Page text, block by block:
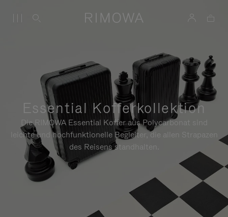
Essential Kofferkollektion
Die RIMOWA Essential Koffer aus Polycarbonat sind
leichte und hochfunktionelle Begleiter, die allen Strapazen
des Reisens standhalten.